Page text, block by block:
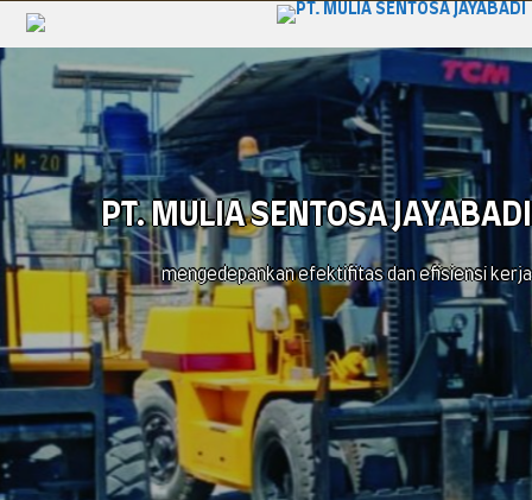
PT. MULIA SENTOSA JAYABADI
mengedepankan efektifitas dan efisiensi kerja